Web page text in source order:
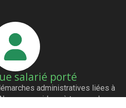
salarié porté
administratives liées à
vous aidons à trouver des